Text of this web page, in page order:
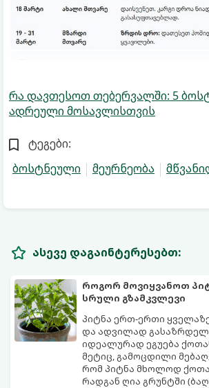
რა დავთესოთ თებერვალში: 5
ადრეული მოსავლისთვის
ტეგები:
ბოსტნეული
მეურნეობა
ასევე დაგაინტერესებთ:
როგორ მოვიყვანოთ
სრული გზამკვლევი
პიტნა ერთ-ერთი
და ადვილად
იდეალურად ეგუება
მეტიც, გამოცდილი
რომ პიტნა მხოლოდ
რადგან ღია გრუნტში